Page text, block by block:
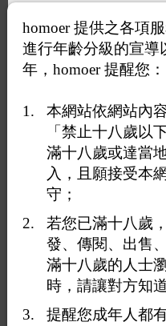
homoer 提供之各項
進行年齡分級的宣導
年，homoer 提醒您：
本網站依網站內
「禁止十八歲以
滿十八歲或達當
入，且願接受本
守；
若您已滿十八歲
發、傳閱、出售
滿十八歲的人士
時，請讓對方知
提醒您成年人都